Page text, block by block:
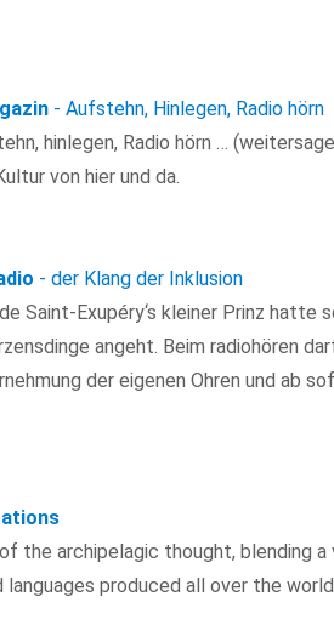
- Aufstehn, Hinlegen, Radio hörn
hinlegen, Radio hörn …
von hier und da.
- der Klang der Inklusion
Saint-Exupéry‘s kleiner Prinz hatte
angeht. Beim radiohören
der eigenen Ohren und ab
the archipelagic thought, blending
languages produced all over the world.